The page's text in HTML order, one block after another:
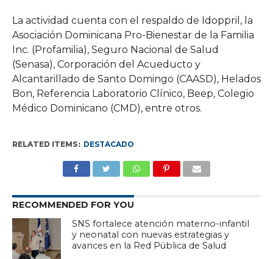
La actividad cuenta con el respaldo de Idoppril, la
Asociación Dominicana Pro-Bienestar de la Familia
Inc. (Profamilia), Seguro Nacional de Salud
(Senasa), Corporación del Acueducto y
Alcantarillado de Santo Domingo (CAASD), Helados
Bon, Referencia Laboratorio Clínico, Beep, Colegio
Médico Dominicano (CMD), entre otros.
RELATED ITEMS: DESTACADO
RECOMMENDED FOR YOU
SNS fortalece atención materno-infantil
y neonatal con nuevas estrategias y
avances en la Red Pública de Salud